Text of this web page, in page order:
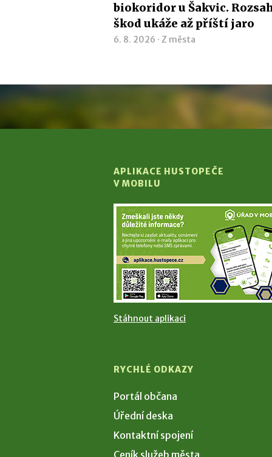
biokoridor u Šakvic.
škod ukáže až příští jaro
6. 8. 2026 · Z města
APLIKACE HUSTOPEČE
V MOBILU
Stáhnout aplikaci
RYCHLÉ ODKAZY
Portál občana
Úřední deska
Kontaktní spojení